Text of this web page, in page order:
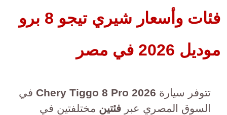
فئات وأسعار شيري تيجو 8 برو
موديل 2026 في مصر
تتوفر سيارة Chery Tiggo 8 Pro 2026 في
السوق المصري عبر فئتين مختلفتين في